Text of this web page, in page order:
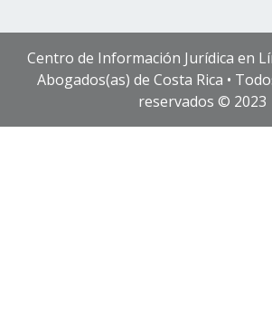
Centro de Información Jurídica en
Abogados(as) de Costa Rica •
reservados © 2023